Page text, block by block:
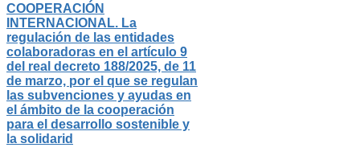
COOPERACIÓN
INTERNACIONAL. La
regulación de las entidades
colaboradoras en el artículo 9
del real decreto 188/2025, de 11
de marzo, por el que se regulan
las subvenciones y ayudas en
el ámbito de la cooperación
para el desarrollo sostenible y
la solidarid